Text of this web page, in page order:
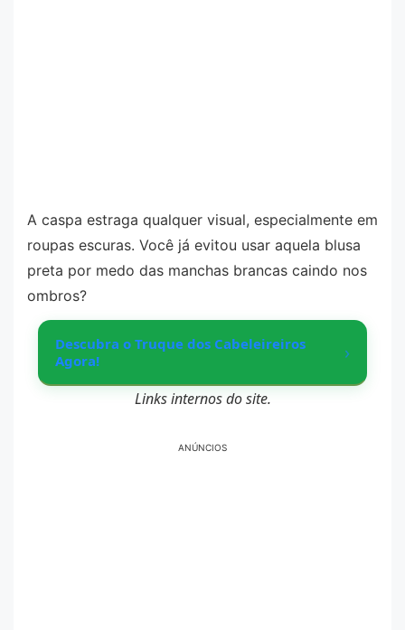
A caspa estraga qualquer visual, especialmente em
roupas escuras. Você já evitou usar aquela blusa
preta por medo das manchas brancas caindo nos
ombros?
Descubra o Truque dos Cabeleireiros
Agora!
›
Links internos do site.
ANÚNCIOS